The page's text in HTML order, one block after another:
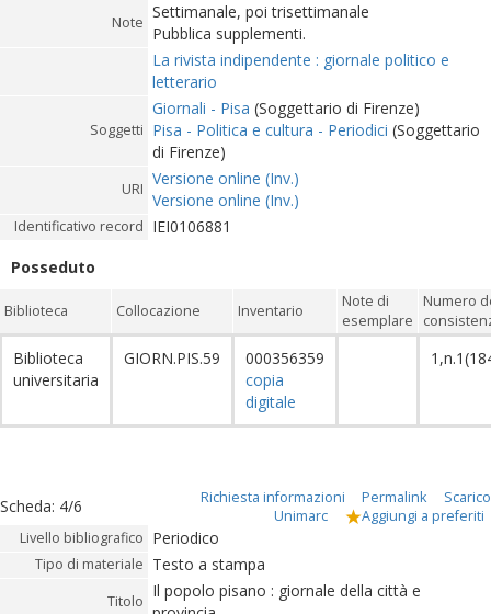
Note
Settimanale, poi trisettimanale
Pubblica supplementi.
La rivista indipendente : giornale politico e
letterario
Soggetti
Giornali - Pisa (Soggettario di Firenze)
Pisa - Politica e cultura - Periodici (Soggettario
di Firenze)
URI
Versione online (Inv.)
Versione online (Inv.)
Identificativo record IEI0106881
Posseduto
Biblioteca Collocazione Inventario
Note di
esemplare
Numero
Biblioteca
universitaria
GIORN.PIS.59
000356359
copia
digitale
Scheda: 4/6 Richiesta informazioni Permalink
Scarico
Unimarc
Aggiungi a preferiti
Livello bibliografico Periodico
Tipo di materiale Testo a stampa
Titolo
Il popolo pisano : giornale della città e